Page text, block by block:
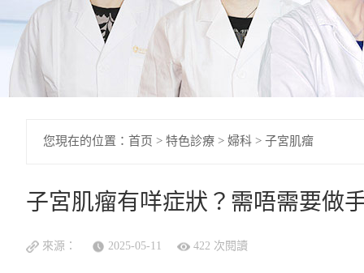
您現在的位置： 首页 > 特色診療 > 婦科 > 子宮肌瘤
子宮肌瘤有咩症狀？需唔需要做
來源： 2025-05-11 422 次閱讀